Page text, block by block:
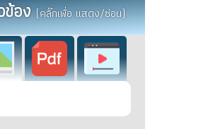
ข้อง(คลิ๊กเพื่อ แสดง/ซ่อน)